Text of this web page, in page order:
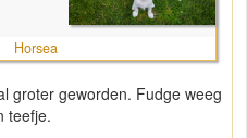
Horsea
groter geworden. Fudge weeg
teefje.